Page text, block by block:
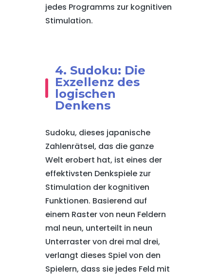
jedes Programms zur kognitiven
Stimulation.
4. Sudoku: Die
Exzellenz des
logischen
Denkens
Sudoku, dieses japanische
Zahlenrätsel, das die ganze
Welt erobert hat, ist eines der
effektivsten Denkspiele zur
Stimulation der kognitiven
Funktionen. Basierend auf
einem Raster von neun Feldern
mal neun, unterteilt in neun
Unterraster von drei mal drei,
verlangt dieses Spiel von den
Spielern, dass sie jedes Feld mit